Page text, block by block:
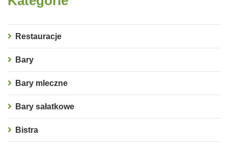
Restauracje
Bary
Bary mleczne
Bary sałatkowe
Bistra